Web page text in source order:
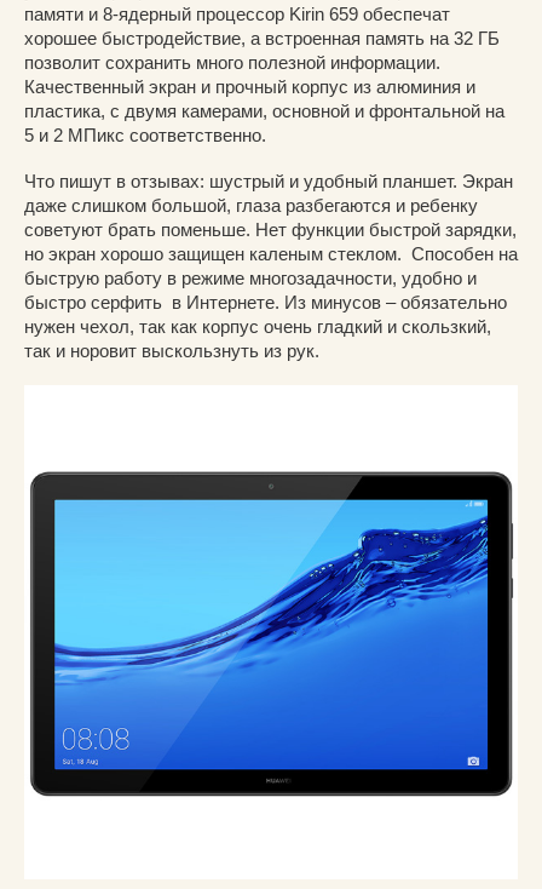
памяти и 8-ядерный процессор Kirin 659 обеспечат
хорошее быстродействие, а встроенная память на 32 ГБ
позволит сохранить много полезной информации.
Качественный экран и прочный корпус из алюминия и
пластика, с двумя камерами, основной и фронтальной на
5 и 2 МПикс соответственно.
Что пишут в отзывах: шустрый и удобный планшет. Экран
даже слишком большой, глаза разбегаются и ребенку
советуют брать поменьше. Нет функции быстрой зарядки,
но экран хорошо защищен каленым стеклом. Способен на
быструю работу в режиме многозадачности, удобно и
быстро серфить в Интернете. Из минусов – обязательно
нужен чехол, так как корпус очень гладкий и скользкий,
так и норовит выскользнуть из рук.